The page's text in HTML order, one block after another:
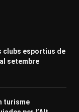
clubs esportius de
al setembre
turisme